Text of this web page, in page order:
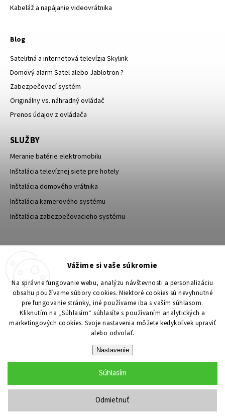
Vážime si vaše súkromie
Na správne fungovanie webu, analýzu návštevnosti a personalizáciu
obsahu používame súbory cookies. Niektoré cookies sú nevyhnutné
pre fungovanie stránky, iné používame iba s vaším súhlasom.
Kliknutím na „Súhlasím“ súhlasíte s používaním analytických a
marketingových cookies. Svoje nastavenia môžete kedykoľvek upraviť
alebo odvolať.
Nastavenie
Odmietnuť
Súhlasím
Kabeláž a napájanie videovrátnika
Blog
Satelitná a internetová televízia Skylink
Domový alarm Satel alebo Jablotron ?
Zabezpečovací systém
Originálny vs. náhradný ovládač
Prenos údajov z ovládača
SLUŽBY
Meranie batérie elektromobilu
Inštalácia televíznej siete pre hotely
Inštalácia domového vrátnika
Inštalácia kamerového systému
Inštalácia zabezpečovacieho systému
Upraviť nastavenie cookies
Grafický návrh vytvořil a nakódoval